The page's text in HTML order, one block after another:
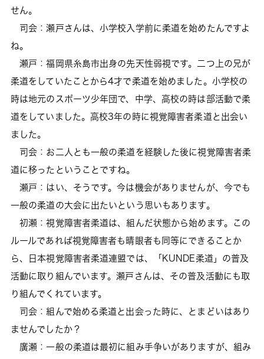
せん。
司会：瀬戸さんは、小学校入学前に柔道を始めたんですよ
ね。
瀬戸：福岡県糸島市出身の先天性弱視です。二つ上の兄が
柔道をしていたことから4才で柔道を始めました。小学校の
時は地元のスポーツ少年団で、中学、高校の時は部活動で柔
道をしていました。高校3年の時に視覚障害者柔道と出会い
ました。
司会：お二人とも一般の柔道を経験した後に視覚障害者柔
道に移ったということですね。
瀬戸：はい、そうです。今は機会がありませんが、今でも
一般の柔道の大会に出たいという思いもあります。
初瀬：視覚障害者柔道は、組んだ状態から始めます。この
ルールであれば視覚障害者も晴眼者も同等にできることか
ら、日本視覚障害者柔道連盟では、「KUNDE柔道」の普及
活動に取り組んでいます。瀬戸さんは、その普及活動にも取
り組んでくれています。
司会：組んで始める柔道と出会った時に、とまどいはあり
ませんでしたか？
廣瀬：一般の柔道は最初に組み手争いがありますが、組み